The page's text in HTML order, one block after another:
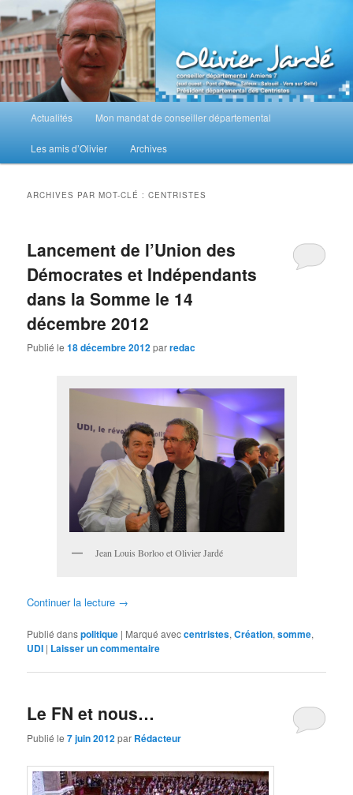
au
contenu
principal
au
contenu
secondaire
u
Actualités Mon mandat de conseiller départemental
Les amis d’Olivier Archives
ARCHIVES PAR MOT-CLÉ :CENTRISTES
Lancement de l’Union des
Démocrates et Indépendants
dans la Somme le 14
décembre 2012
Publié le18 décembre 2012parredac
Jean Louis Borloo et Olivier Jardé
Continuer la lecture →
Publié danspolitique | Marqué aveccentristes,Création,somme,
UDI | Laisser un commentaire
Le FN et nous…
Publié le7 juin 2012par Rédacteur